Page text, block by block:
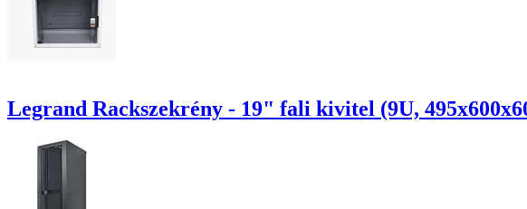
Legrand Rackszekrény - 19" fali kivitel (9U,